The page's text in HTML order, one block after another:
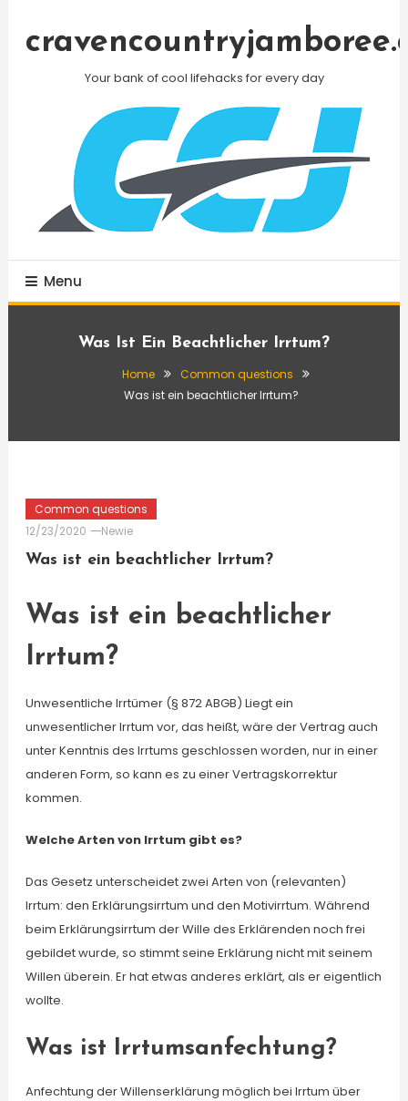
Your bank of cool lifehacks for every day
Menu
Was Ist Ein Beachtlicher Irrtum?
Home
Common questions
Was ist ein beachtlicher Irrtum?
Common questions
12/23/2020
Newie
Was ist ein beachtlicher Irrtum?
Was ist ein beachtlicher
Irrtum?
Unwesentliche Irrtümer (§ 872 ABGB) Liegt ein
unwesentlicher Irrtum vor, das heißt, wäre der Vertrag auch
unter Kenntnis des Irrtums geschlossen worden, nur in einer
anderen Form, so kann es zu einer Vertragskorrektur
kommen.
Welche Arten von Irrtum gibt es?
Das Gesetz unterscheidet zwei Arten von (relevanten)
Irrtum: den Erklärungsirrtum und den Motivirrtum. Während
beim Erklärungsirrtum der Wille des Erklärenden noch frei
gebildet wurde, so stimmt seine Erklärung nicht mit seinem
Willen überein. Er hat etwas anderes erklärt, als er eigentlich
wollte.
Was ist Irrtumsanfechtung?
Anfechtung der Willenserklärung möglich bei Irrtum über